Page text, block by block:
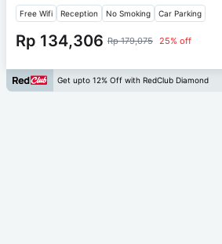
Free Wifi Reception No Smoking Car Parking
Rp 134,306 Rp 179,075 25% off
Get upto 12% Off with RedClub Diamond